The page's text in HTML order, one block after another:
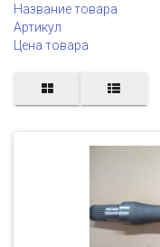
Название товара
Артикул
Цена товара